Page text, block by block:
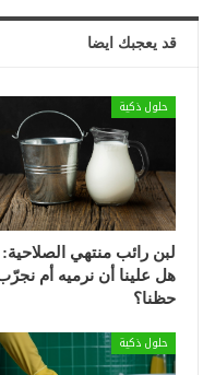
قد يعجبك ايضا
حلول ذكية
لبن رائب منتهي الصلاحية:
هل علينا أن نرميه أم
حظنا؟
حلول ذكية